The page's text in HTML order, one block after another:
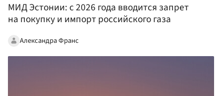
МИД Эстонии: с 2026 года вводится запрет
на покупку и импорт российского газа
Александра Франс